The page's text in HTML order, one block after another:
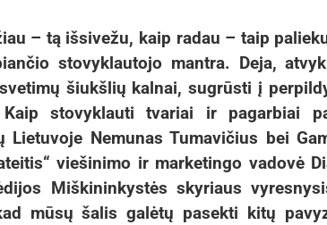
– tą išsivežu, kaip radau – taip
stovyklautojo mantra. Deja,
šiukšlių kalnai, sugrūsti į
stovyklauti tvariai ir pagarbiai
Lietuvoje Nemunas Tumavičius bei
viešinimo ir marketingo vadovė
Miškininkystės skyriaus
mūsų šalis galėtų pasekti kitų